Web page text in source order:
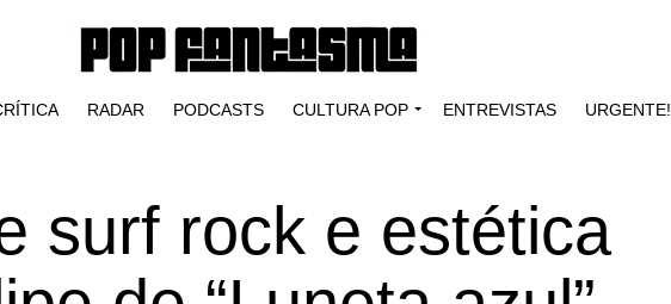
RADAR PODCASTS CULTURA POP ENTREVISTAS URGENTE!
surf rock e estética